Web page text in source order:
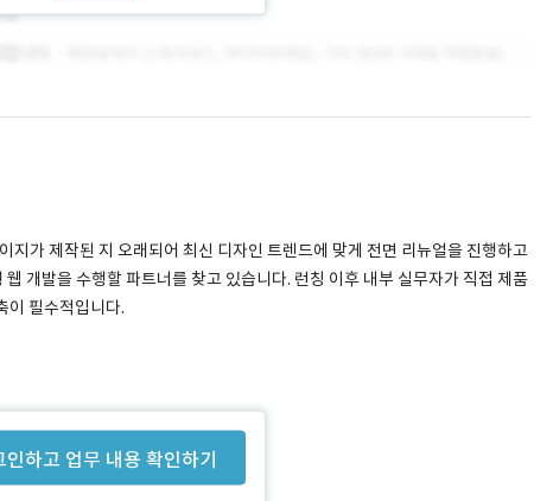
인하고 업무 내용 확인하기
지가 제작된 지 오래되어 최신 디자인 트렌드에 맞게 전면 리뉴얼을 진행하고
개발을 수행할 파트너를 찾고 있습니다. 런칭 이후 내부 실무자가 직접 제품
이 필수적입니다.
화 및 사이트맵 확정
모바일 반응형 UI/UX 디자인